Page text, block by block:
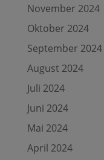
November 2024
Oktober 2024
September 2024
August 2024
Juli 2024
Juni 2024
Mai 2024
April 2024